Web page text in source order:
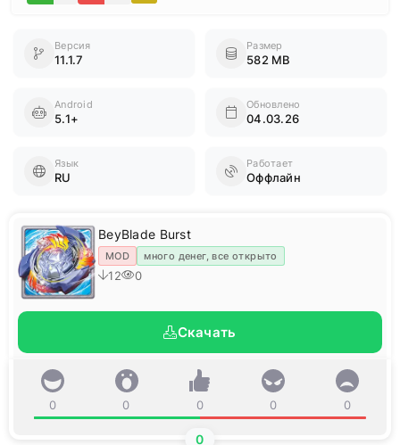
Версия
11.1.7
Размер
582 MB
Android
5.1+
Обновлено
04.03.26
Язык
RU
Работает
Оффлайн
BeyBlade Burst
MOD много денег, все открыто
12 0
Скачать
0 0 0 0 0
0